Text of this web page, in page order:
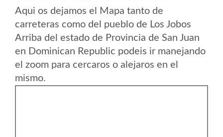
Aqui os dejamos el Mapa tanto de
carreteras como del pueblo de Los Jobos
Arriba del estado de Provincia de San Juan
en Dominican Republic podeis ir manejando
el zoom para cercaros o alejaros en el
mismo.